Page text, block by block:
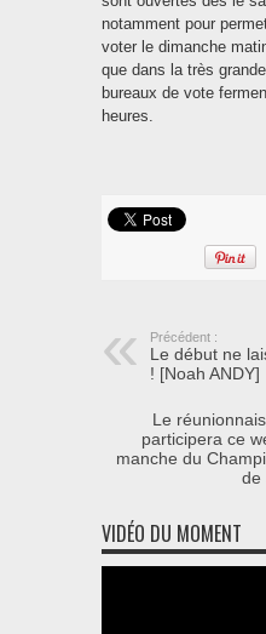
notamment pour
voter le dimanche
que dans la très
bureaux de vote
heures.
Précédent :
Le début ne
! [Noah ANDY]
Le
participera ce
manche du
de
VIDÉO DU MOMENT